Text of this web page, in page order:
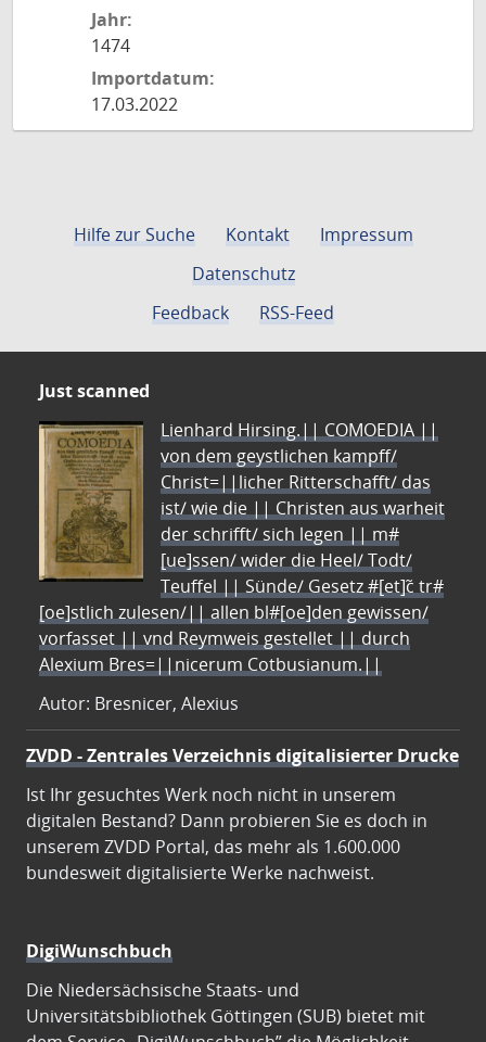
Jahr:
1474
Importdatum:
17.03.2022
Hilfe zur Suche Kontakt
Impressum
Datenschutz
Feedback
RSS-Feed
Just scanned
Lienhard Hirsing.|| COMOEDIA ||
von dem geystlichen kampff/
Christ=||licher Ritterschafft/ das
ist/ wie die || Christen aus warheit
der schrifft/ sich legen || m#
[ue]ssen/ wider die Heel/ Todt/
Teuffel || Sünde/ Gesetz #[et]c̃ tr#
[oe]stlich zulesen/|| allen bl#[oe]den gewissen/
vorfasset || vnd Reymweis gestellet || durch
Alexium Bres=||nicerum Cotbusianum.||
Autor: Bresnicer, Alexius
ZVDD - Zentrales Verzeichnis digitalisierter Drucke
Ist Ihr gesuchtes Werk noch nicht in unserem
digitalen Bestand? Dann probieren Sie es doch in
unserem ZVDD Portal, das mehr als 1.600.000
bundesweit digitalisierte Werke nachweist.
DigiWunschbuch
Die Niedersächsische Staats- und
Universitätsbibliothek Göttingen (SUB) bietet mit